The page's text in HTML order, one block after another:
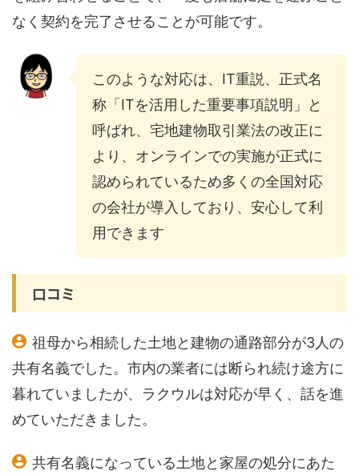
なく契約を完了させることが可能です。
このような対応は、IT重説、正式名
称「ITを活用した重要事項説明」と
呼ばれ、宅地建物取引業法の改正に
より、オンラインでの実施が正式に
認められているため多くの全国対応
の会社が導入しており、安心して利
用できます
口コミ
祖母から相続した土地と建物の通路部分が3人の
共有名義でした。市内の業者には断られ続け途方に
暮れていましたが、ラクウルは対応が早く、話を進
めていただきました。
共有名義になっている土地と家屋の処分にあた